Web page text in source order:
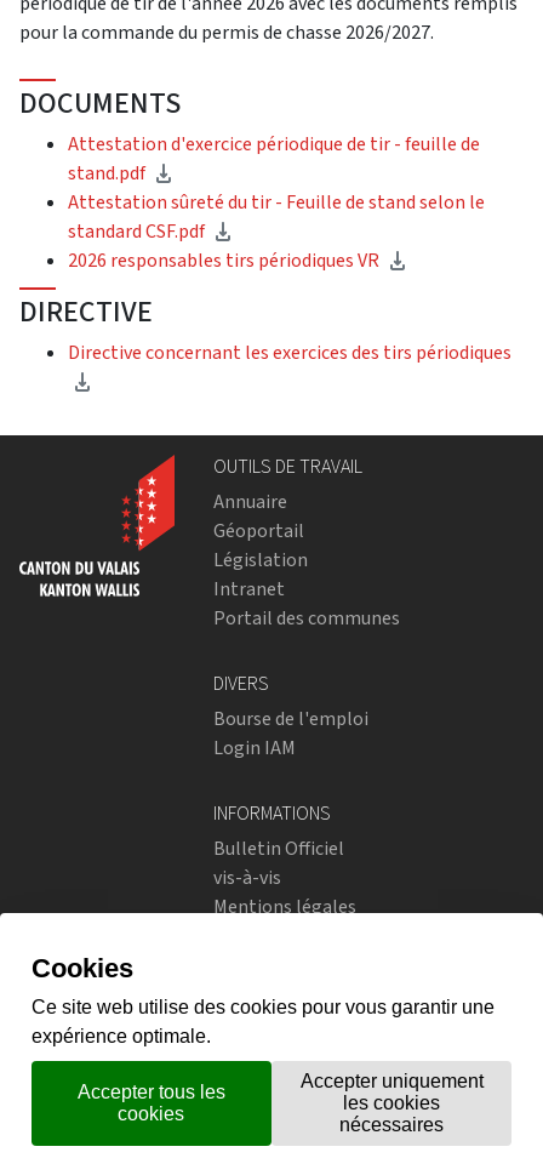
pour la commande du permis de chasse 2026/2027.
DOCUMENTS
Attestation d'exercice périodique de tir - feuille de
stand.pdf
Attestation sûreté du tir - Feuille de stand selon le
standard CSF.pdf
2026 responsables tirs périodiques VR
DIRECTIVE
Directive concernant les exercices des tirs périodiques
OUTILS DE TRAVAIL
Annuaire
Géoportail
Législation
Intranet
Portail des communes
DIVERS
Bourse de l'emploi
Login IAM
INFORMATIONS
Bulletin Officiel
vis-à-vis
Mentions légales
Instagram
flickr